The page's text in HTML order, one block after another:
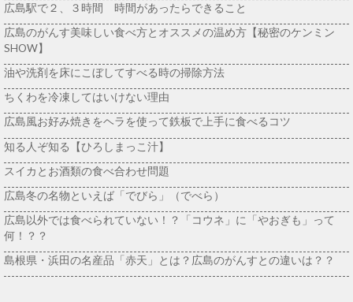
広島駅で２、３時間 時間があったらできること
広島のがんす美味しい食べ方とオススメの温め方【秘密のケンミン
SHOW】
油や洗剤を床にこぼしてすべる時の掃除方法
ちくわを冷凍してはいけない理由
広島風お好み焼きをヘラを使って鉄板で上手に食べるコツ
知る人ぞ知る【ひろしまっこ汁】
スイカとお酒類の食べ合わせ問題
広島冬の名物といえば「でびら」（でべら）
広島以外では食べられていない！？「コウネ」に「やおぎも」って
何！？？
島根県・浜田の名産品「赤天」とは？広島のがんすとの違いは？？